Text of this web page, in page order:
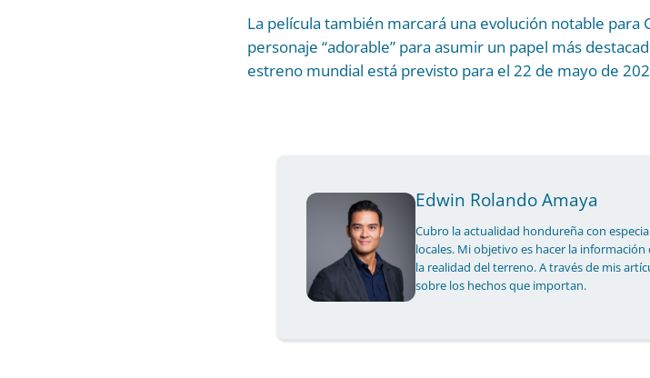
La película también marcará una evolución notable para
personaje “adorable” para asumir un papel más
estreno mundial está previsto para el 22 de mayo de
Edwin Rolando Amaya
Cubro la actualidad hondureña con
locales. Mi objetivo es hacer la
la realidad del terreno. A través de mis
sobre los hechos que importan.